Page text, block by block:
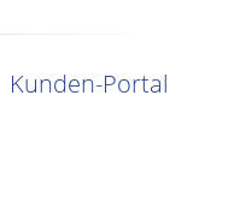
Kunden-Portal